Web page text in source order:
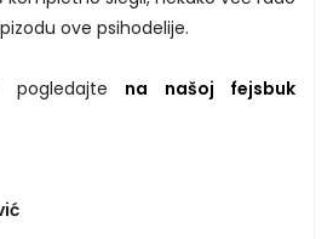
ove psihodelije.
pogledajte na našoj fejsbuk